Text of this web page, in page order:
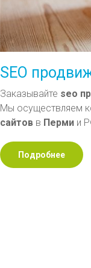
SEO
Заказывайте seo
Мы осуществляем
сайтов в Перми и
Подробнее